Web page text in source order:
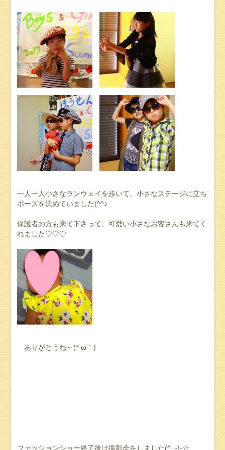
一人一人小さなランウェイを歩いて、小さなステージに立ち
ポーズを決めていました(^^♪
保護者の方も来て下さって、可愛い小さなお客さんも来てく
れました♡♡♡
ありがとうね～(*´ω｀)
ファッションショー終了後は撮影会をしました(^_-)-☆